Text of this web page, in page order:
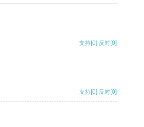
支持[0] 反对[0]
支持[0] 反对[0]